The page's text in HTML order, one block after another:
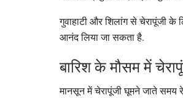
गुवाहाटी और शिलांग से चेरापूंजी के
आनंद लिया जा सकता है.
बारिश के मौसम में
मानसून में चेरापूंजी घूमने जाते समय